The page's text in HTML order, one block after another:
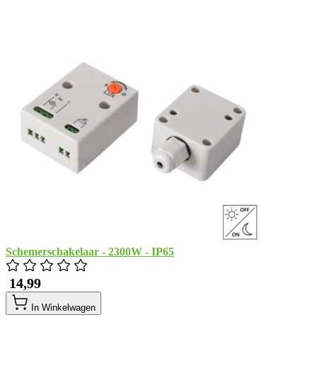
Schemerschakelaar - 2300W - IP65
​ 14,99
In Winkelwagen